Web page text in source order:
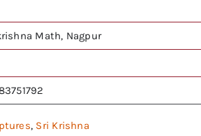
Math, Nagpur
, Sri Krishna